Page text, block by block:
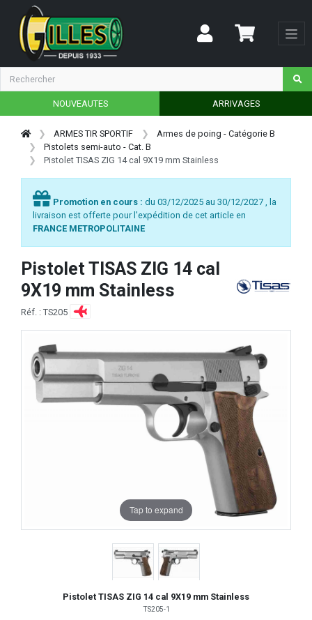
NOUVEAUTES ARRIVAGES
ARMES TIR SPORTIF
Armes de poing - Catégorie B
Pistolets semi-auto - Cat. B
Pistolet TISAS ZIG 14 cal 9X19 mm Stainless
Promotion en cours : du 03/12/2025 au 30/12/2027 , la
livraison est offerte pour l'expédition de cet article en
FRANCE METROPOLITAINE
Pistolet TISAS ZIG 14 cal
9X19 mm Stainless
Réf. : TS205
Tap to expand
Pistolet TISAS ZIG 14 cal 9X19 mm Stainless
TS205-1